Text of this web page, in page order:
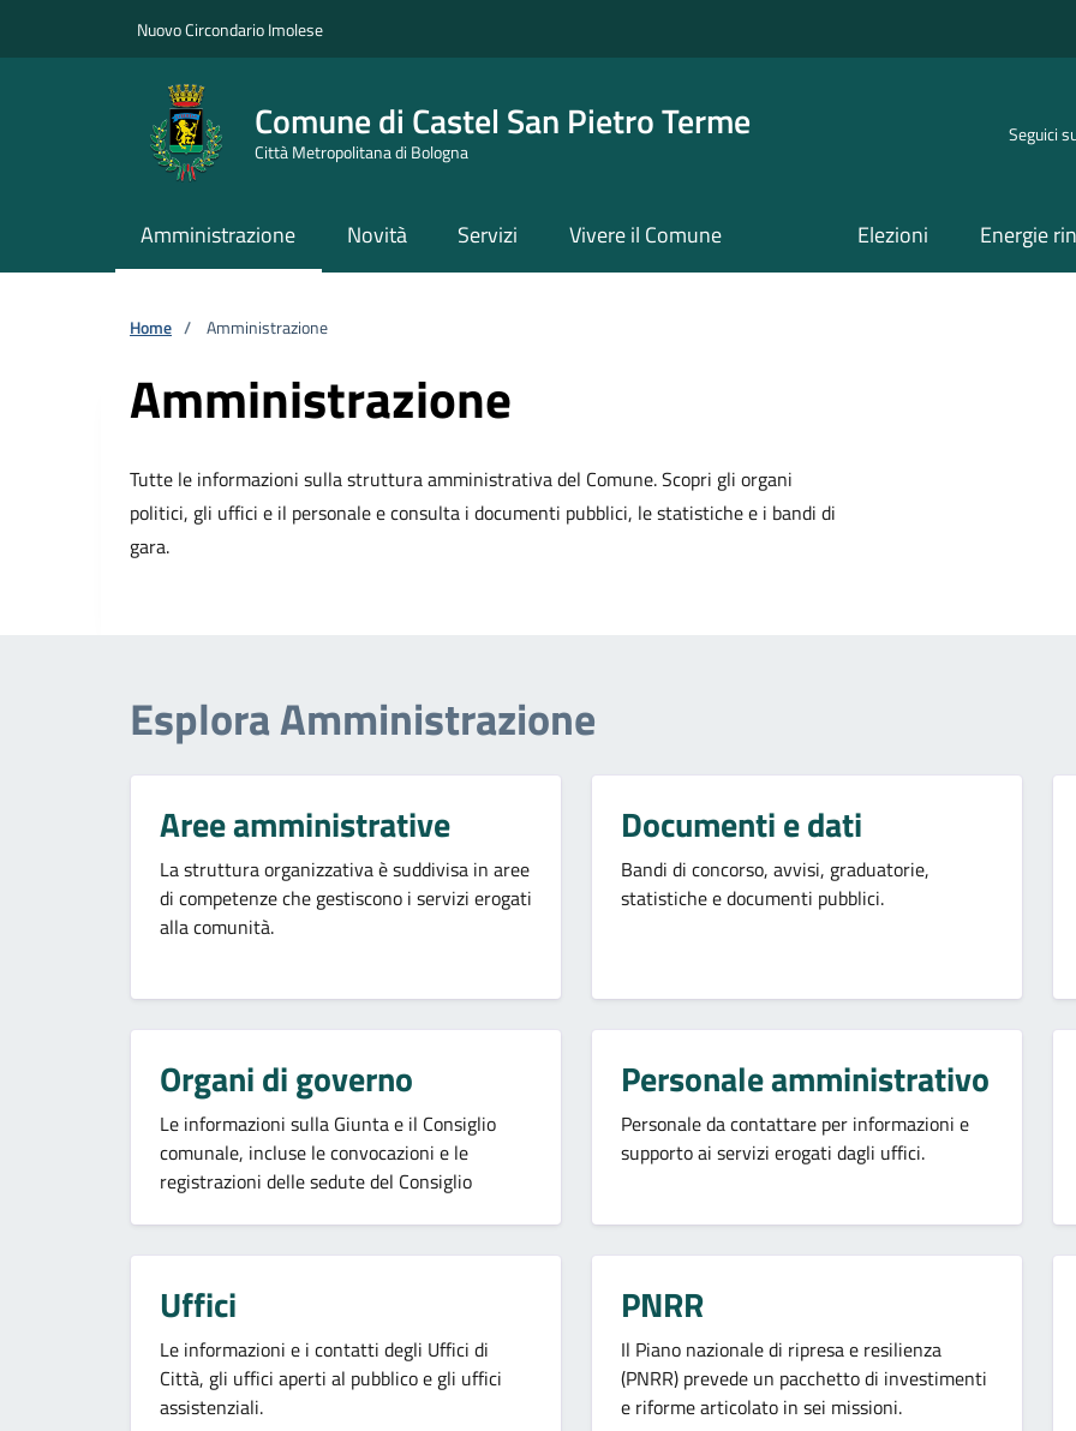
Nuovo Circondario Imolese
Comune di Castel San Pietro Terme
Città Metropolitana di Bologna
Seguici
Amministrazione Novità Servizi Vivere il Comune Elezioni Energie
Home / Amministrazione
Amministrazione
Tutte le informazioni sulla struttura amministrativa del Comune. Scopri gli organi
politici, gli uffici e il personale e consulta i documenti pubblici, le statistiche e i bandi di
gara.
Esplora Amministrazione
Aree amministrative
La struttura organizzativa è suddivisa in aree
di competenze che gestiscono i servizi erogati
alla comunità.
Documenti e dati
Bandi di concorso, avvisi, graduatorie,
statistiche e documenti pubblici.
Organi di governo
Le informazioni sulla Giunta e il Consiglio
comunale, incluse le convocazioni e le
registrazioni delle sedute del Consiglio
Personale amministrativo
Personale da contattare per informazioni e
supporto ai servizi erogati dagli uffici.
Uffici
Le informazioni e i contatti degli Uffici di
Città, gli uffici aperti al pubblico e gli uffici
assistenziali.
PNRR
Il Piano nazionale di ripresa e resilienza
(PNRR) prevede un pacchetto di investimenti
e riforme articolato in sei missioni.